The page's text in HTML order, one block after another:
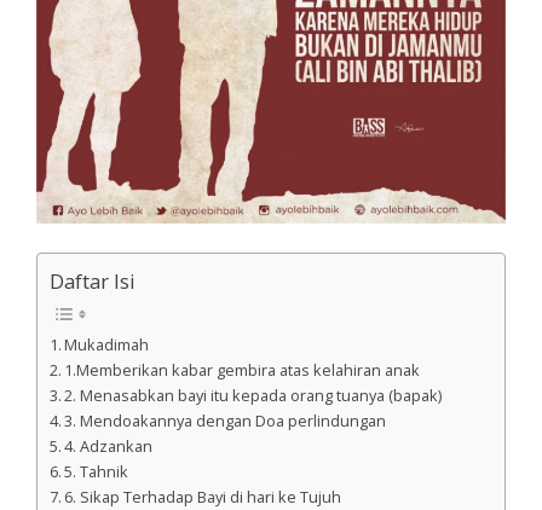
Daftar Isi
Mukadimah
1.Memberikan kabar gembira atas kelahiran anak
2. Menasabkan bayi itu kepada orang tuanya (bapak)
3. Mendoakannya dengan Doa perlindungan
4. Adzankan
5. Tahnik
6. Sikap Terhadap Bayi di hari ke Tujuh